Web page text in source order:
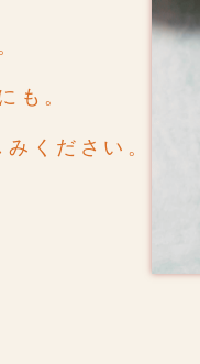
も。
みください。